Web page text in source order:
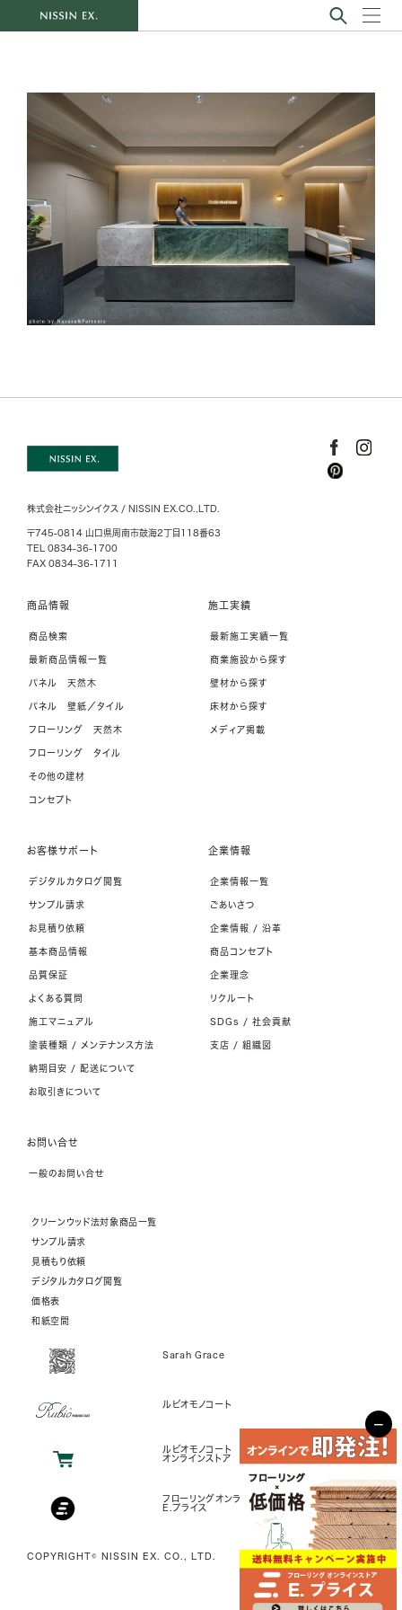
株式会社ニッシンイクス / NISSIN EX.CO.,LTD.
〒745-0814 山口県周南市鼓海2丁目118番63
TEL 0834-36-1700
FAX 0834-36-1711
商品情報
商品検索
最新商品情報一覧
パネル 天然木
パネル 壁紙／タイル
フローリング 天然木
フローリング タイル
その他の建材
コンセプト
施工実績
最新施工実績一覧
商業施設から探す
壁材から探す
床材から探す
メディア掲載
お客様サポート
デジタルカタログ閲覧
サンプル請求
お見積り依頼
基本商品情報
品質保証
よくある質問
施工マニュアル
塗装種類 / メンテナンス方法
納期目安 / 配送について
お取引きについて
企業情報
企業情報一覧
ごあいさつ
企業情報 / 沿革
商品コンセプト
企業理念
リクルート
SDGs / 社会貢献
支店 / 組織図
お問い合せ
一般のお問い合せ
クリーンウッド法対象商品一覧
サンプル請求
見積もり依頼
デジタルカタログ閲覧
価格表
和紙空間
Sarah Grace
ルビオモノコート
ルビオモノコート
オンラインストア
フローリングオンラインストア
E.プライス
COPYRIGHT© NISSIN EX. CO., LTD.
−